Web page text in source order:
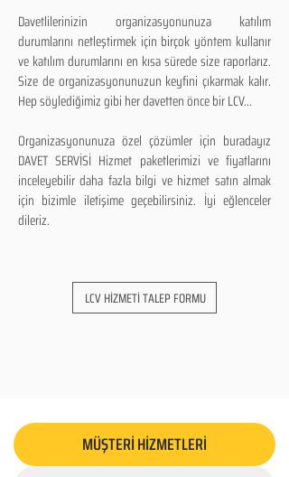
Davetlilerinizin organizasyonunuza katılım
durumlarını netleştirmek için birçok yöntem kullanır
ve katılım durumlarını en kısa sürede size raporlarız.
Size de organizasyonunuzun keyfini çıkarmak kalır.
Hep söylediğimiz gibi her davetten önce bir LCV...
Organizasyonunuza özel çözümler için buradayız
DAVET SERVİSİ Hizmet paketlerimizi ve fiyatlarını
inceleyebilir daha fazla bilgi ve hizmet satın almak
için bizimle iletişime geçebilirsiniz. İyi eğlenceler
dileriz.
LCV HİZMETİ TALEP FORMU
MÜŞTERİ HİZMETLERİ